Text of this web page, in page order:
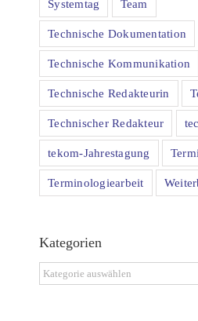
Systemtag Team
Technische Dokumentation
Technische Kommunikation
Technische Redakteurin
Technischer Redakteur
tekom-Jahrestagung
Terminologiearbeit
Kategorien
Kategorien